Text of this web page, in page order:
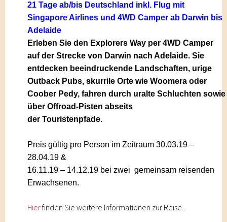
21 Tage ab/bis Deutschland inkl. Flug mit
Singapore Airlines und 4WD Camper ab Darwin bis
Adelaide
Erleben Sie den Explorers Way per 4WD Camper
auf der Strecke von Darwin nach Adelaide. Sie
entdecken beeindruckende Landschaften, urige
Outback Pubs, skurrile Orte wie Woomera oder
Coober Pedy, fahren durch uralte Schluchten sowie
über Offroad-Pisten abseits
der Touristenpfade.
Preis gültig pro Person im Zeitraum 30.03.19 –
28.04.19 &
16.11.19 – 14.12.19 bei zwei gemeinsam reisenden
Erwachsenen.
Hierfinden Sie weitere Informationen zur Reise.